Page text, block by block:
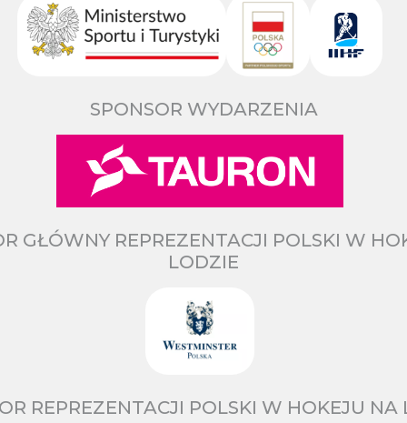
SPONSOR WYDARZENIA
GŁÓWNY REPREZENTACJI POLSKI W
LODZIE
REPREZENTACJI POLSKI W HOKEJU NA